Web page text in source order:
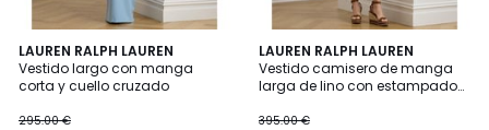
LAUREN RALPH LAUREN
Vestido largo con manga
corta y cuello cruzado
295.00 €
5
/
5
LAUREN RALPH LAUREN
Vestido camisero de manga
larga de lino con estampado
395.00 €
5
/
5